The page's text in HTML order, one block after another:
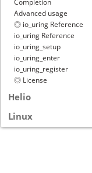
Completion
Advanced usage
◎ io_uring Reference
io_uring Reference
io_uring_setup
io_uring_enter
io_uring_register
◎ License
Helio
Linux